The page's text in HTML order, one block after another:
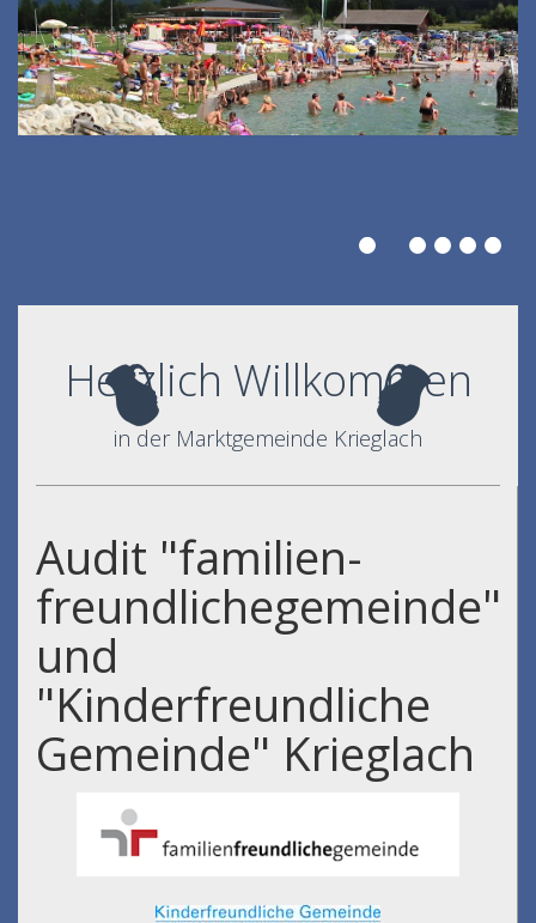
Herzlich Willkommen
in der Marktgemeinde Krieglach
Audit "familien-
freundlichegemeinde"
und
"Kinderfreundliche
Gemeinde" Krieglach